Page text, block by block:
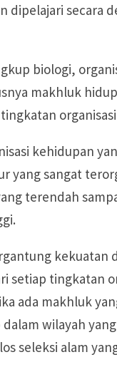
dipelajari secara
biologi,
makhluk
kehidupan
yang sangat
terendah
kekuatan
setiap tingkatan
ada makhluk
wilayah
seleksi alam